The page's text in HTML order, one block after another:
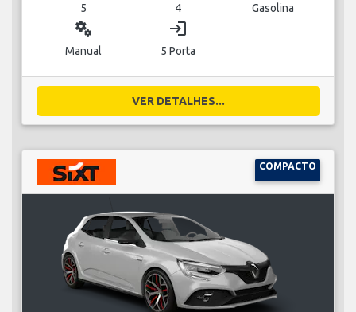
5 4 Gasolina
miscellaneous_services
Manual
login
5 Porta
VER DETALHES...
COMPACTO